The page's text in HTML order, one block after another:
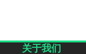
关于我们